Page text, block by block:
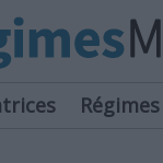
Régimes